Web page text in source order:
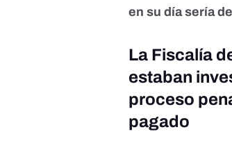
en su día sería
La Fiscalía
estaban
proceso
pagado